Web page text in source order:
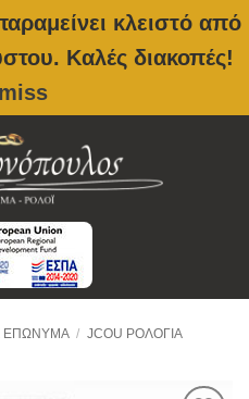
κλειστό από
Καλές διακοπές!
ΕΠΏΝΥΜΑ / JCOU ΡΟΛΌΓΙΑ